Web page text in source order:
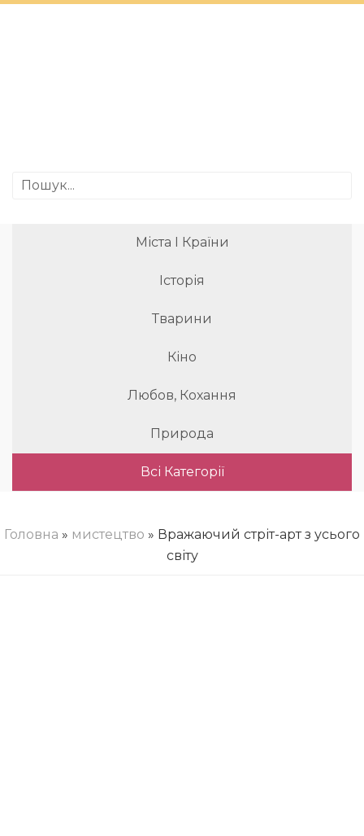
Міста І Країни
Історія
Тварини
Кіно
Любов, Кохання
Природа
Всі Категорії
Головна » мистецтво » Вражаючий стріт-арт з усього
світу